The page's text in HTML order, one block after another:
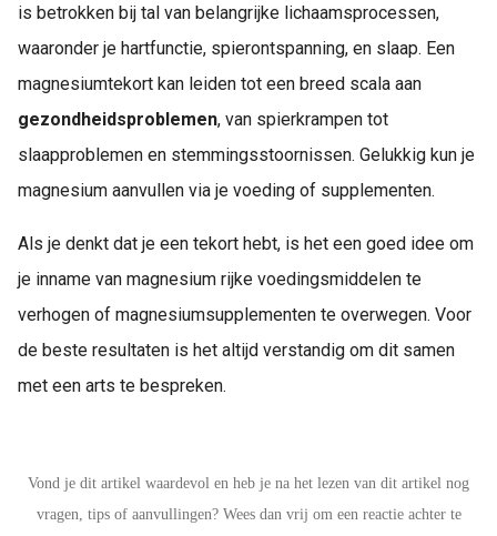
is betrokken bij tal van belangrijke lichaamsprocessen,
waaronder je hartfunctie, spierontspanning, en slaap. Een
magnesiumtekort kan leiden tot een breed scala aan
gezondheidsproblemen, van spierkrampen tot
slaapproblemen en stemmingsstoornissen. Gelukkig kun je
magnesium aanvullen via je voeding of supplementen.
Als je denkt dat je een tekort hebt, is het een goed idee om
je inname van magnesium rijke voedingsmiddelen te
verhogen of magnesiumsupplementen te overwegen. Voor
de beste resultaten is het altijd verstandig om dit samen
met een arts te bespreken.
Vond je dit artikel waardevol en heb je na het lezen van dit artikel nog
vragen, tips of aanvullingen? Wees dan vrij om een reactie achter te